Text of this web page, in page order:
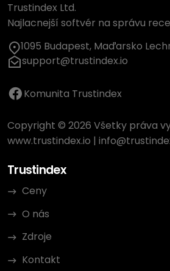
Trustindex Ltd.
Najlacnejší softvér na správu
1095 Budapest, Maďarsko
support@trustindex.io
Komunita Trustindex
Copyright © 2026 Všetky práva
www.trustindex.io |
Trustindex
Ceny
O nás
Zdroje
Kontakt